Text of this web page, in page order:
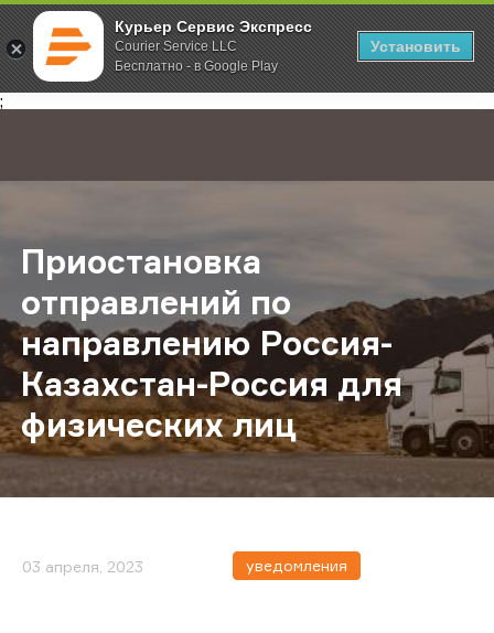
Курьер Сервис Экспресс
Courier Service LLC
Бесплатно - в Google Play
Установить
;
Главная О компании Новости Приостановка отправлений по
Приостановка
отправлений по
направлению Россия-
Казахстан-Россия для
физических лиц
03 апреля, 2023 уведомления